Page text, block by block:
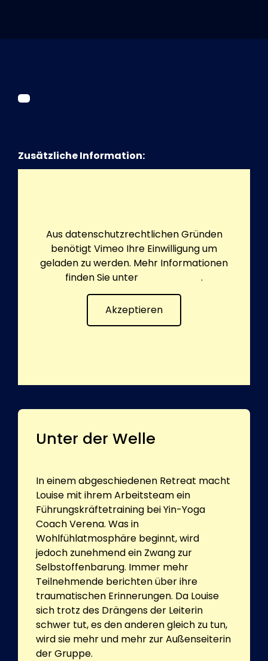
Kurier Romy 2026
Zusätzliche Information:
Aus datenschutzrechtlichen Gründen
benötigt Vimeo Ihre Einwilligung um
geladen zu werden. Mehr Informationen
finden Sie unter
.
Akzeptieren
Unter der Welle
In einem abgeschiedenen Retreat macht
Louise mit ihrem Arbeitsteam ein
Führungskräftetraining bei Yin-Yoga
Coach Verena. Was in
Wohlfühlatmosphäre beginnt, wird
jedoch zunehmend ein Zwang zur
Selbstoffenbarung. Immer mehr
Teilnehmende berichten über ihre
traumatischen Erinnerungen. Da Louise
sich trotz des Drängens der Leiterin
schwer tut, es den anderen gleich zu tun,
wird sie mehr und mehr zur Außenseiterin
der Gruppe.